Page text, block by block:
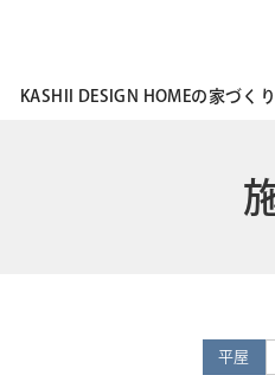
KASHII DESIGN HOMEの家づくり
平屋